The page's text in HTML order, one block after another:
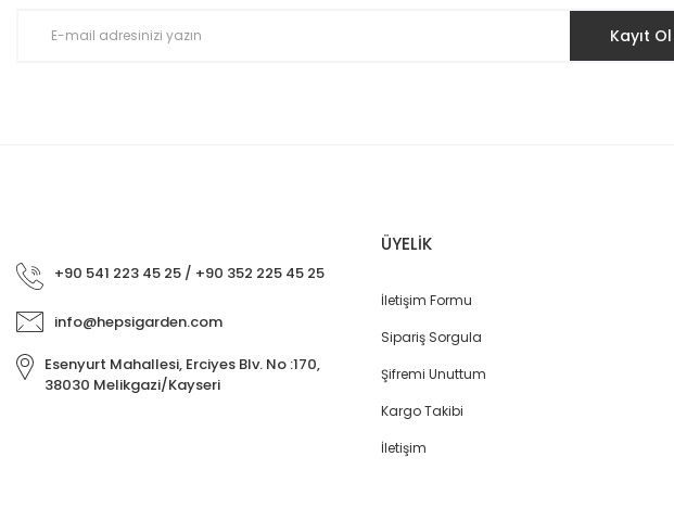
Kayıt Ol
+90 541 223 45 25 / +90 352 225 45 25
info@hepsigarden.com
Esenyurt Mahallesi, Erciyes Blv. No :170,
38030 Melikgazi/Kayseri
ÜYELİK
İletişim Formu
Sipariş Sorgula
Şifremi Unuttum
Kargo Takibi
İletişim